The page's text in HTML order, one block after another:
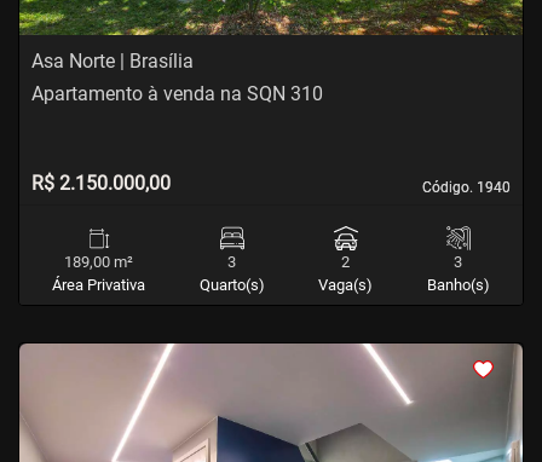
Asa Norte | Brasília
Código. 1940
Código. 1940
Apartamento à venda na SQN 310
R$ 2.150.000,00
189,00 m²
Área Privativa
3
Quarto(s)
2
Vaga(s)
3
Banho(s)
<